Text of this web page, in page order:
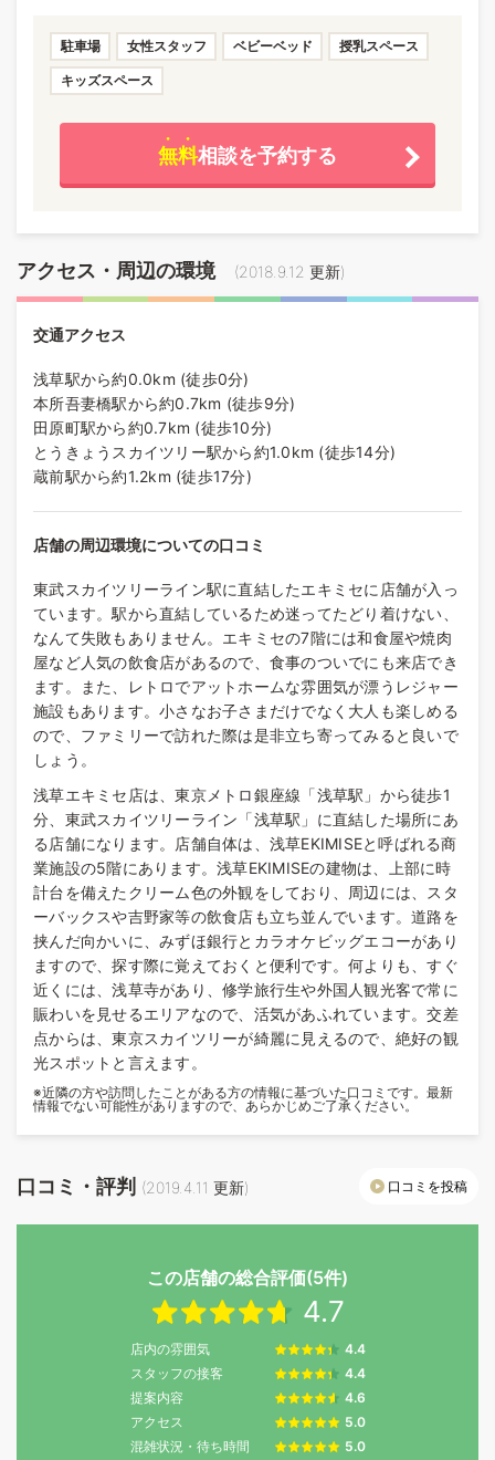
駐車場 女性スタッフ ベビーベッド 授乳スペース
キッズスペース
無料相談を予約する
アクセス・周辺の環境 (2018.9.12 更新)
交通アクセス
浅草駅から約0.0km (徒歩0分)
本所吾妻橋駅から約0.7km (徒歩9分)
田原町駅から約0.7km (徒歩10分)
とうきょうスカイツリー駅から約1.0km (徒歩14分)
蔵前駅から約1.2km (徒歩17分)
店舗の周辺環境についての口コミ
東武スカイツリーライン駅に直結したエキミセに店舗が入っ
ています。駅から直結しているため迷ってたどり着けない、
なんて失敗もありません。エキミセの7階には和食屋や焼肉
屋など人気の飲食店があるので、食事のついでにも来店でき
ます。また、レトロでアットホームな雰囲気が漂うレジャー
施設もあります。小さなお子さまだけでなく大人も楽しめる
ので、ファミリーで訪れた際は是非立ち寄ってみると良いで
しょう。
浅草エキミセ店は、東京メトロ銀座線「浅草駅」から徒歩1
分、東武スカイツリーライン「浅草駅」に直結した場所にあ
る店舗になります。店舗自体は、浅草EKIMISEと呼ばれる商
業施設の5階にあります。浅草EKIMISEの建物は、上部に時
計台を備えたクリーム色の外観をしており、周辺には、スタ
ーバックスや吉野家等の飲食店も立ち並んでいます。道路を
挟んだ向かいに、みずほ銀行とカラオケビッグエコーがあり
ますので、探す際に覚えておくと便利です。何よりも、すぐ
近くには、浅草寺があり、修学旅行生や外国人観光客で常に
賑わいを見せるエリアなので、活気があふれています。交差
点からは、東京スカイツリーが綺麗に見えるので、絶好の観
光スポットと言えます。
※近隣の方や訪問したことがある方の情報に基づいた口コミです。最新
情報でない可能性がありますので、あらかじめご了承ください。
口コミ・評判 (2019.4.11 更新) 口コミを投稿
この店舗の総合評価(5件)
4.7
店内の雰囲気
4.4
スタッフの接客
4.4
提案内容
4.6
アクセス
5.0
混雑状況・待ち時間
5.0